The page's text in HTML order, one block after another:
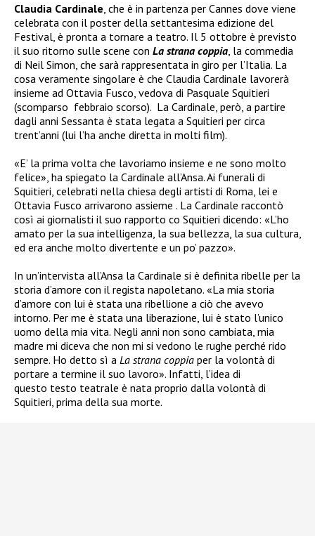
Claudia Cardinale , che è in partenza per Cannes dove viene
celebrata con il poster della settantesima edizione del
Festival, è pronta a tornare a teatro. Il 5 ottobre è previsto
il suo ritorno sulle scene con La strana coppia , la commedia
di Neil Simon, che sarà rappresentata in giro per l’Italia. La
cosa veramente singolare è che Claudia Cardinale lavorerà
insieme ad Ottavia Fusco, vedova di Pasquale Squitieri
(scomparso febbraio scorso). La Cardinale, però, a partire
dagli anni Sessanta è stata legata a Squitieri per circa
trent’anni (lui l’ha anche diretta in molti film).
«E’ la prima volta che lavoriamo insieme e ne sono molto
felice», ha spiegato la Cardinale all’Ansa. Ai funerali di
Squitieri, celebrati nella chiesa degli artisti di Roma, lei e
Ottavia Fusco arrivarono assieme . La Cardinale raccontò
così ai giornalisti il suo rapporto co Squitieri dicendo: «L’ho
amato per la sua intelligenza, la sua bellezza, la sua cultura,
ed era anche molto divertente e un po’ pazzo».
In un’intervista all’Ansa la Cardinale si è definita ribelle per la
storia d’amore con il regista napoletano. «La mia storia
d’amore con lui è stata una ribellione a ciò che avevo
intorno. Per me è stata una liberazione, lui è stato l’unico
uomo della mia vita. Negli anni non sono cambiata, mia
madre mi diceva che non mi si vedono le rughe perché rido
sempre. Ho detto sì a La strana coppia per la volontà di
portare a termine il suo lavoro». Infatti, l’idea di
questo testo teatrale è nata proprio dalla volontà di
Squitieri, prima della sua morte.